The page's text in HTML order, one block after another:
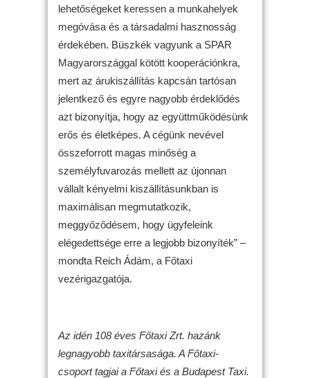
lehetőségeket keressen a munkahelyek
megóvása és a társadalmi hasznosság
érdekében. Büszkék vagyunk a SPAR
Magyarországgal kötött kooperációnkra,
mert az árukiszállítás kapcsán tartósan
jelentkező és egyre nagyobb érdeklődés
azt bizonyítja, hogy az együttműködésünk
erős és életképes. A cégünk nevével
összeforrott magas minőség a
személyfuvarozás mellett az újonnan
vállalt kényelmi kiszállításunkban is
maximálisan megmutatkozik,
meggyőződésem, hogy ügyfeleink
elégedettsége erre a legjobb bizonyíték” –
mondta Reich Ádám, a Főtaxi
vezérigazgatója.
Az idén 108 éves Főtaxi Zrt. hazánk
legnagyobb taxitársasága. A Főtaxi-
csoport tagjai a Főtaxi és a Budapest Taxi.